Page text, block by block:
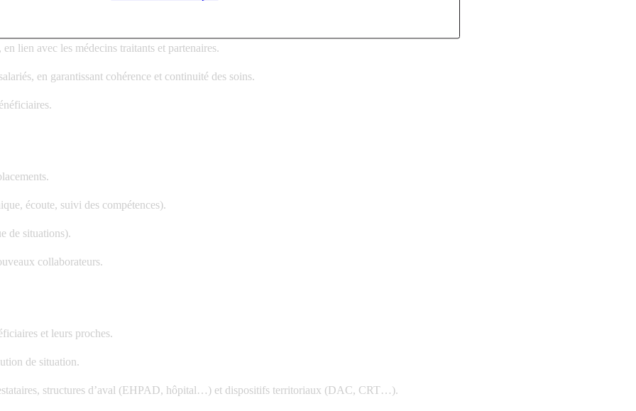
lien avec les médecins traitants et partenaires.
en garantissant cohérence et continuité des soins.
écoute, suivi des compétences).
de situations).
collaborateurs.
et leurs proches.
de situation.
structures d’aval (EHPAD, hôpital…) et dispositifs territoriaux (DAC, CRT…).